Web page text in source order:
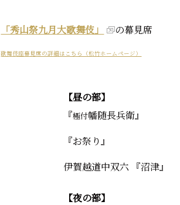
「秀山祭九月大歌舞伎」
の幕見席
歌舞伎座幕見席の詳細はこちら（松竹ホームページ）
【昼の部】
『極付幡随長兵衛』
『お祭り』
伊賀越道中双六 『沼津』
【夜の部】